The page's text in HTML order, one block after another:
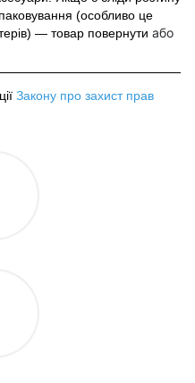
(особливо це
— товар повернути або
Закону про захист прав